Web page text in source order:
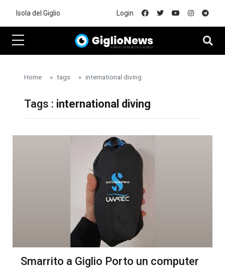
Isola del Giglio Login
Home tags international diving
Tags : international diving
Smarrito a Giglio Porto un computer